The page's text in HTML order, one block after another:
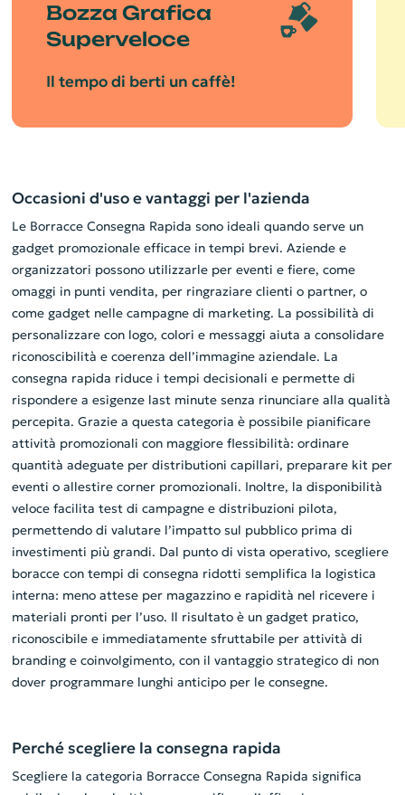
Bozza Grafica
Superveloce
Il tempo di berti un caffè!
Occasioni d'uso e vantaggi per l'azienda
Le Borracce Consegna Rapida sono ideali quando serve un
gadget promozionale efficace in tempi brevi. Aziende e
organizzatori possono utilizzarle per eventi e fiere, come
omaggi in punti vendita, per ringraziare clienti o partner, o
come gadget nelle campagne di marketing. La possibilità di
personalizzare con logo, colori e messaggi aiuta a consolidare
riconoscibilità e coerenza dell’immagine aziendale. La
consegna rapida riduce i tempi decisionali e permette di
rispondere a esigenze last minute senza rinunciare alla qualità
percepita. Grazie a questa categoria è possibile pianificare
attività promozionali con maggiore flessibilità: ordinare
quantità adeguate per distributioni capillari, preparare kit per
eventi o allestire corner promozionali. Inoltre, la disponibilità
veloce facilita test di campagne e distribuzioni pilota,
permettendo di valutare l’impatto sul pubblico prima di
investimenti più grandi. Dal punto di vista operativo, scegliere
boracce con tempi di consegna ridotti semplifica la logistica
interna: meno attese per magazzino e rapidità nel ricevere i
materiali pronti per l’uso. Il risultato è un gadget pratico,
riconoscibile e immediatamente sfruttabile per attività di
branding e coinvolgimento, con il vantaggio strategico di non
dover programmare lunghi anticipo per le consegne.
Perché scegliere la consegna rapida
Scegliere la categoria Borracce Consegna Rapida significa